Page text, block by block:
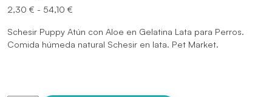
2,30 € - 54,10 €
precios:
desde
Schesir Puppy Atún con Aloe en Gelatina Lata para Perros.
Comida húmeda natural Schesir en lata. Pet Market.